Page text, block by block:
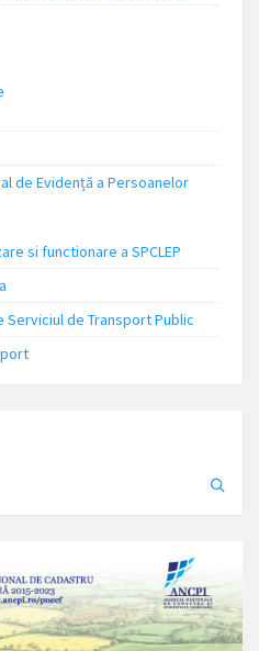
de Evidență a Persoanelor
si functionare a SPCLEP
de Transport Public